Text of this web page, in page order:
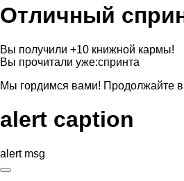
Отличный
Вы получили +10 книжной кармы!
Вы прочитали уже:спринта
Мы гордимся вами! Продолжайте
alert caption
alert msg